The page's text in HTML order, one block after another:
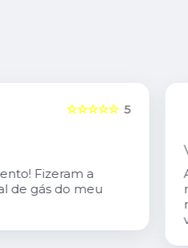
Assistente que veio até a
muito educado e
rapidez onde estava
vazamento e já corrigiu o